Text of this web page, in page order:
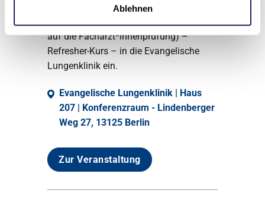
Ablehnen
Wir laden Sie herzlich zu unserem
Intensivkurs Pneumologie (Vorbereitung
auf die Fachärzt*innenprüfung) –
Refresher-Kurs – in die Evangelische
Lungenklinik ein.
Evangelische Lungenklinik | Haus
207 | Konferenzraum - Lindenberger
Weg 27, 13125 Berlin
Zur Veranstaltung